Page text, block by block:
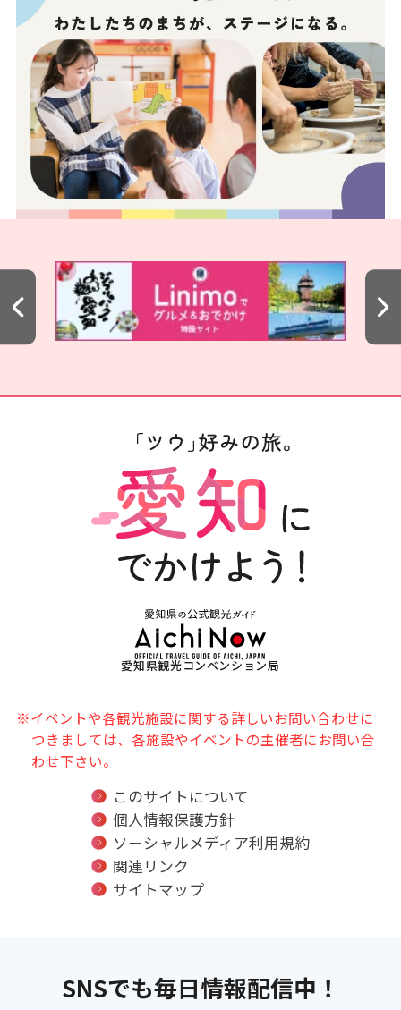
愛知県観光コンベンション局
※イベントや各観光施設に関する詳しいお問い合わせに
つきましては、各施設やイベントの主催者にお問い合
わせ下さい。
このサイトについて
個人情報保護方針
ソーシャルメディア利用規約
関連リンク
サイトマップ
SNSでも毎日情報配信中！